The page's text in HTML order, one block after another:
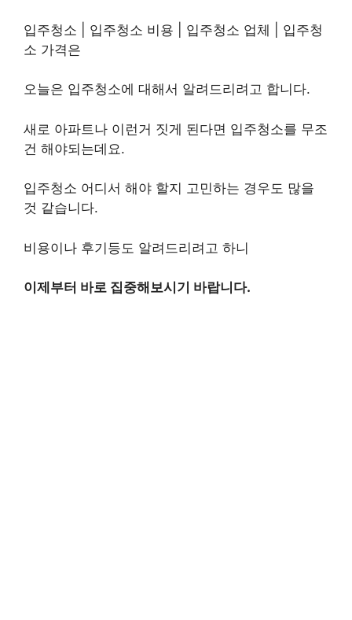
입주청소 | 입주청소 비용 | 입주청소 업체 | 입주청
소 가격은
오늘은 입주청소에 대해서 알려드리려고 합니다.
새로 아파트나 이런거 짓게 된다면 입주청소를 무조
건 해야되는데요.
입주청소 어디서 해야 할지 고민하는 경우도 많을
것 같습니다.
비용이나 후기등도 알려드리려고 하니
이제부터 바로 집중해보시기 바랍니다.